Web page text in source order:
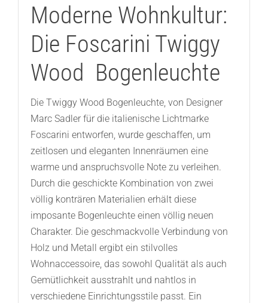
Moderne Wohnkultur:
Die Foscarini Twiggy
Wood Bogenleuchte
Die Twiggy Wood Bogenleuchte, von Designer
Marc Sadler für die italienische Lichtmarke
Foscarini entworfen, wurde geschaffen, um
zeitlosen und eleganten Innenräumen eine
warme und anspruchsvolle Note zu verleihen.
Durch die geschickte Kombination von zwei
völlig konträren Materialien erhält diese
imposante Bogenleuchte einen völlig neuen
Charakter. Die geschmackvolle Verbindung von
Holz und Metall ergibt ein stilvolles
Wohnaccessoire, das sowohl Qualität als auch
Gemütlichkeit ausstrahlt und nahtlos in
verschiedene Einrichtungsstile passt. Ein